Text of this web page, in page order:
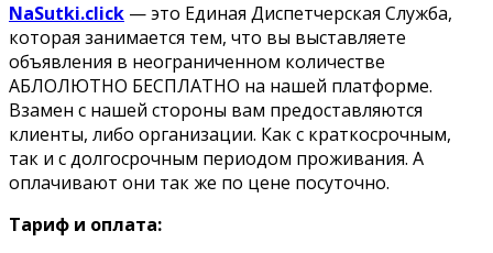
NaSutki.click — это Единая Диспетчерская Служба,
которая занимается тем, что вы выставляете
объявления в неограниченном количестве
АБЛОЛЮТНО БЕСПЛАТНО на нашей платформе.
Взамен с нашей стороны вам предоставляются
клиенты, либо организации. Как с краткосрочным,
так и с долгосрочным периодом проживания. А
оплачивают они так же по цене посуточно.
Тариф и оплата: